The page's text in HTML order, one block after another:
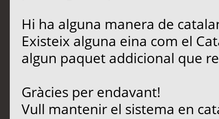
Hi ha alguna manera de
Existeix alguna eina com el
algun paquet addicional que
Gràcies per endavant!
Vull mantenir el sistema en